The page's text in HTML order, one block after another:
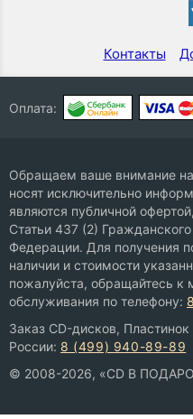
Контакты
Оплата:
Обращаем ваше внимание
носят исключительно
являются публичной
Статьи 437 (2)
Федерации. Для получения
наличии и стоимости
пожалуйста, обращайтесь к
обслуживания по телефону:
Заказ CD-дисков,
России: 8 (499) 940-89-89
© 2008-2026, «CD В